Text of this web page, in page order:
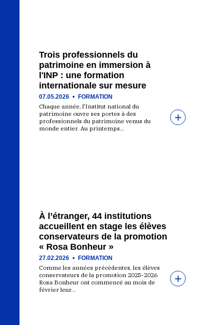
Trois professionnels du
patrimoine en immersion à
l'INP : une formation
internationale sur mesure
07.05.2026 FORMATION
Chaque année, l'Institut national du
patrimoine ouvre ses portes à des
professionnels du patrimoine venus du
monde entier. Au printemps…
À l’étranger, 44 institutions
accueillent en stage les élèves
conservateurs de la promotion
« Rosa Bonheur »
27.02.2026 FORMATION
Comme les années précédentes, les élèves
conservateurs de la promotion 2025-2026
Rosa Bonheur ont commencé au mois de
février leur…